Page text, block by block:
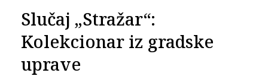
Slučaj „Stražar“:
Kolekcionar iz gradske
uprave